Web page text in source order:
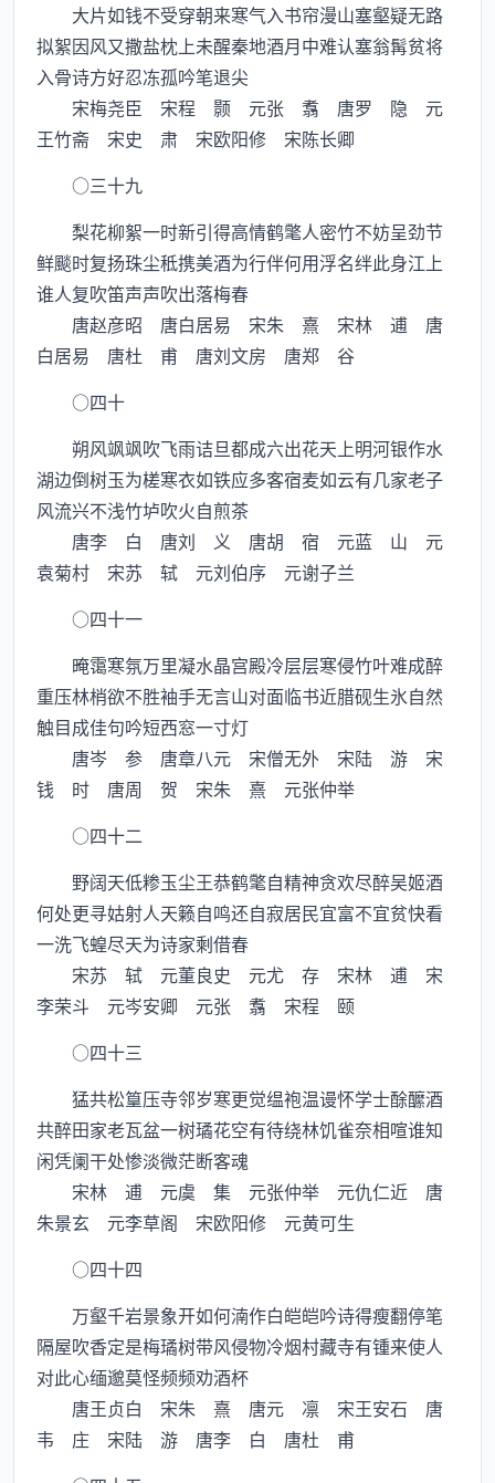
大片如钱不受穿朝来寒气入书帘漫山塞壑疑无路
拟絮因风又撒盐枕上未醒秦地酒月中难认塞翁髯贫将
入骨诗方好忍冻孤吟笔退尖
宋梅尧臣 宋程 颢 元张 翥 唐罗 隐 元
王竹斋 宋史 肃 宋欧阳修 宋陈长卿
○三十九
梨花柳絮一时新引得高情鹤氅人密竹不妨呈劲节
鲜颷时复扬珠尘秪携美酒为行伴何用浮名绊此身江上
谁人复吹笛声声吹出落梅春
唐赵彦昭 唐白居易 宋朱 熹 宋林 逋 唐
白居易 唐杜 甫 唐刘文房 唐郑 谷
○四十
朔风飒飒吹飞雨诘旦都成六出花天上明河银作水
湖边倒树玉为槎寒衣如铁应多客宿麦如云有几家老子
风流兴不浅竹垆吹火自煎茶
唐李 白 唐刘 义 唐胡 宿 元蓝 山 元
袁菊村 宋苏 轼 元刘伯序 元谢子兰
○四十一
晻霭寒氛万里凝水晶宫殿冷层层寒侵竹叶难成醉
重压林梢欲不胜袖手无言山对面临书近腊砚生氷自然
触目成佳句吟短西窓一寸灯
唐岑 参 唐章八元 宋僧无外 宋陆 游 宋
钱 时 唐周 贺 宋朱 熹 元张仲举
○四十二
野阔天低糁玉尘王恭鹤氅自精神贪欢尽醉吴姬酒
何处更寻姑射人天籁自鸣还自寂居民宜富不宜贫快看
一洗飞蝗尽天为诗家剩借春
宋苏 轼 元董良史 元尤 存 宋林 逋 宋
李荣斗 元岑安卿 元张 翥 宋程 颐
○四十三
猛共松篁压寺邻岁寒更觉缊袍温谩怀学士酴醿酒
共醉田家老瓦盆一树璚花空有待绕林饥雀奈相喧谁知
闲凭阑干处惨淡微茫断客魂
宋林 逋 元虞 集 元张仲举 元仇仁近 唐
朱景玄 元李草阁 宋欧阳修 元黄可生
○四十四
万壑千岩景象开如何湳作白皑皑吟诗得瘦翻停笔
隔屋吹香定是梅璚树带风侵物冷烟村藏寺有锺来使人
对此心缅邈莫怪频频劝酒杯
唐王贞白 宋朱 熹 唐元 凛 宋王安石 唐
韦 庄 宋陆 游 唐李 白 唐杜 甫